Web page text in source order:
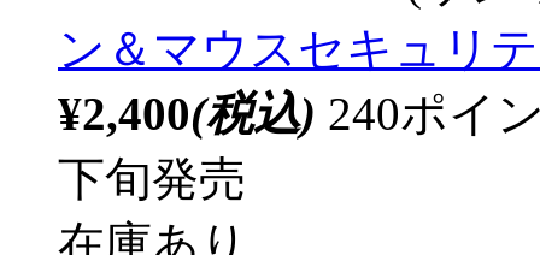
ン＆マウスセキュリ
¥2,400(税込) 240ポイ
下旬発売
在庫あり